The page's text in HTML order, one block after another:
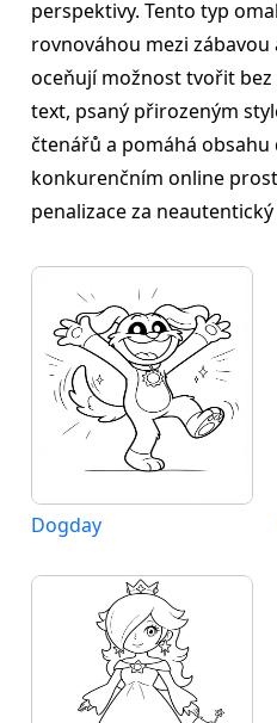
perspektivy. Tento typ
rovnováhou mezi zábavou
oceňují možnost tvořit
text, psaný přirozeným
čtenářů a pomáhá
konkurenčním online
penalizace za
Dogday